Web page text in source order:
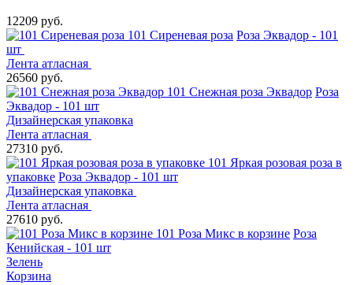
12209 руб.
101 Сиреневая роза Роза Эквадор - 101
шт
Лента атласная
26560 руб.
101 Снежная роза Эквадор Роза
Эквадор - 101 шт
Дизайнерская упаковка
Лента атласная
27310 руб.
101 Яркая розовая роза в
упаковке Роза Эквадор - 101 шт
Дизайнерская упаковка
Лента атласная
27610 руб.
101 Роза Микс в корзине Роза
Кенийская - 101 шт
Зелень
Корзина